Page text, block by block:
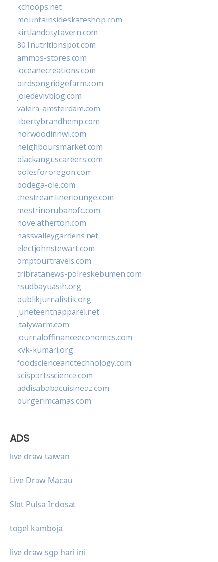
kchoops.net
mountainsideskateshop.com
kirtlandcitytavern.com
301nutritionspot.com
ammos-stores.com
loceanecreations.com
birdsongridgefarm.com
joiedevivblog.com
valera-amsterdam.com
libertybrandhemp.com
norwoodinnwi.com
neighboursmarket.com
blackanguscareers.com
bolesfororegon.com
bodega-ole.com
thestreamlinerlounge.com
mestrinorubanofc.com
novelatherton.com
nassvalleygardens.net
electjohnstewart.com
omptourtravels.com
tribratanews-polreskebumen.com
rsudbayuasih.org
publikjurnalistik.org
juneteenthapparel.net
italywarm.com
journaloffinanceeconomics.com
kvk-kumari.org
foodscienceandtechnology.com
scisportsscience.com
addisababacuisineaz.com
burgerimcamas.com
ADS
live draw taiwan
Live Draw Macau
Slot Pulsa Indosat
togel kamboja
live draw sgp hari ini